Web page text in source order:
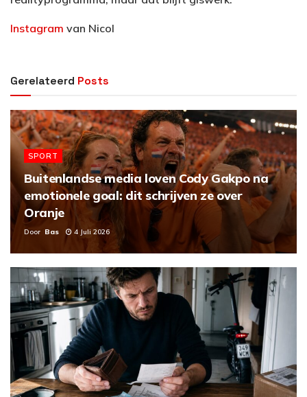
Instagram van Nicol
Gerelateerd Posts
SPORT
Buitenlandse media loven Cody Gakpo na
emotionele goal: dit schrijven ze over
Oranje
Door Bas 4 Juli 2026